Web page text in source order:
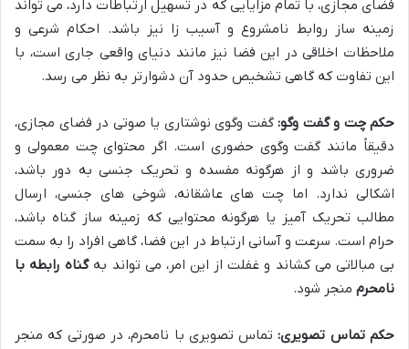
فضای مجازی، با تمام مزایایی که در تسهیل ارتباطات دارد، می تواند
زمینه ساز روابط نامشروع و آسیب زا نیز باشد. احکام شرعی و
ملاحظات اخلاقی در این فضا نیز مانند دنیای واقعی جاری است، با
این تفاوت که گاهی تشخیص حدود آن دشوارتر به نظر می رسد.
حکم چت و گفت وگو: گفت وگوی نوشتاری یا صوتی در فضای مجازی،
دقیقاً مانند گفت وگوی حضوری است. اگر محتوای چت معمولی و
ضروری باشد و از هرگونه مفسده و تحریک جنسی به دور باشد،
اشکالی ندارد. اما چت های عاشقانه، شوخی های جنسی، ارسال
مطالب تحریک آمیز یا هرگونه محتوایی که زمینه ساز گناه باشد،
حرام است. سرعت و آسانی ارتباط در این فضا، گاهی افراد را به سمت
بی مبالاتی می کشاند و غفلت از این امر، می تواند بهگناه رابطه با
نامحرم منجر شود.
حکم تماس تصویری:تماس تصویری با نامحرم، در صورتی که منجر